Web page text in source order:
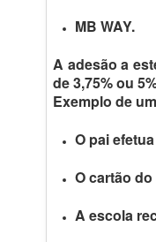
MB WAY.
A adesão a
de 3,75% ou
Exemplo de
O pai
O cartão
A escola